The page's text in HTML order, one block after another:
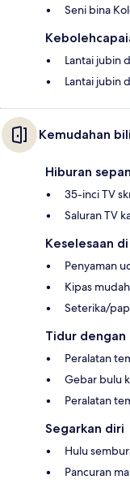
Seni bina
Lantai jubin
Lantai jubin
Kemudahan
Hiburan
35-inci TV
Saluran TV
Keselesaan
Penyaman
Kipas
Seterika/
Tidur dengan
Peralatan
Gebar bulu
Peralatan
Segarkan diri
Hulu
Pancuran